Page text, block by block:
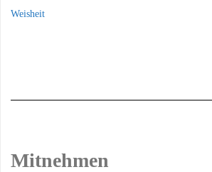
Weisheit
Mitnehmen